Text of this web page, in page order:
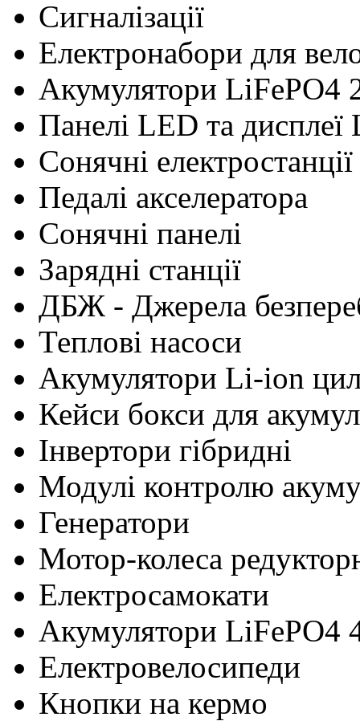
Сигналізації
Електронабори для
Акумулятори LiFePO4
Панелі LED та дисплеї
Сонячні електростанції
Педалі акселератора
Сонячні панелі
Зарядні станції
ДБЖ - Джерела
Теплові насоси
Акумулятори Li-ion
Кейси бокси для
Інвертори гібридні
Модулі контролю
Генератори
Мотор-колеса
Електросамокати
Акумулятори LiFePO4
Електровелосипеди
Кнопки на кермо